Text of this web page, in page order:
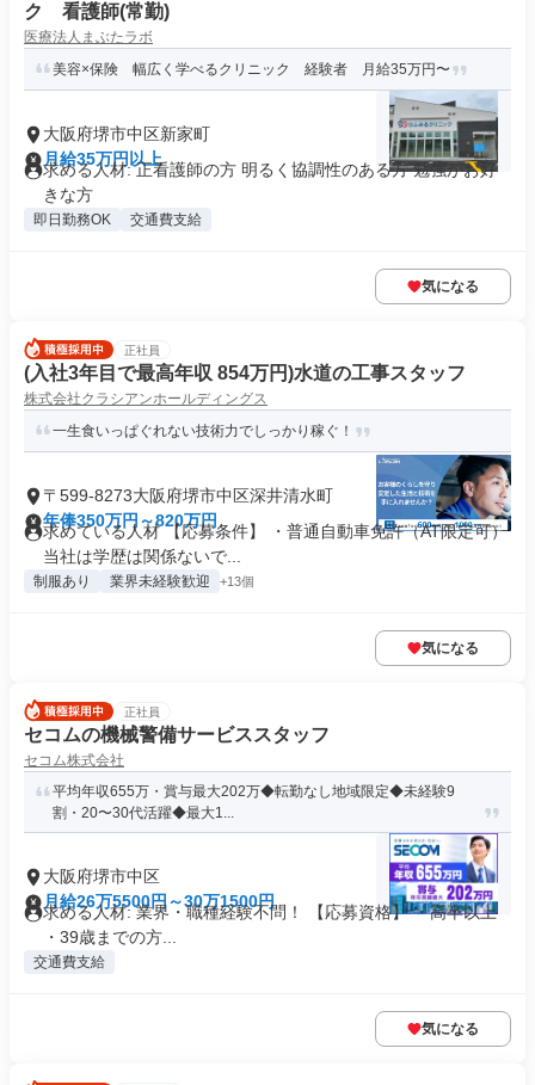
ク 看護師(常勤)
医療法人まぶたラボ
美容×保険 幅広く学べるクリニック 経験者 月給35万円〜
大阪府堺市中区新家町
月給35万円以上
求める人材: 正看護師の方 明るく協調性のある方 勉強がお好
きな方
即日勤務OK 交通費支給
気になる
正社員
(入社3年目で最高年収 854万円)水道の工事スタッフ
株式会社クラシアンホールディングス
一生食いっぱぐれない技術力でしっかり稼ぐ！
〒599-8273大阪府堺市中区深井清水町
年俸350万円～820万円
求めている人材 【応募条件】 ・普通自動車免許（AT限定可）
当社は学歴は関係ないで...
制服あり 業界未経験歓迎 +13個
気になる
正社員
セコムの機械警備サービススタッフ
セコム株式会社
平均年収655万・賞与最大202万◆転勤なし地域限定◆未経験9
割・20〜30代活躍◆最大1...
大阪府堺市中区
月給26万5500円～30万1500円
求める人材: 業界・職種経験不問！ 【応募資格】 ・高卒以上
・39歳までの方...
交通費支給
気になる